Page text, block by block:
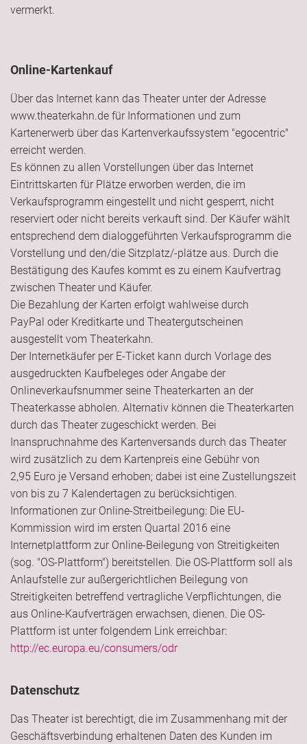
vermerkt.
Online-Kartenkauf
Über das Internet kann das Theater unter der Adresse
www.theaterkahn.de für Informationen und zum
Kartenerwerb über das Kartenverkaufssystem "egocentric"
erreicht werden.
Es können zu allen Vorstellungen über das Internet
Eintrittskarten für Plätze erworben werden, die im
Verkaufsprogramm eingestellt und nicht gesperrt, nicht
reserviert oder nicht bereits verkauft sind. Der Käufer wählt
entsprechend dem dialoggeführten Verkaufsprogramm die
Vorstellung und den/die Sitzplatz/-plätze aus. Durch die
Bestätigung des Kaufes kommt es zu einem Kaufvertrag
zwischen Theater und Käufer.
Die Bezahlung der Karten erfolgt wahlweise durch
PayPal oder Kreditkarte und Theatergutscheinen
ausgestellt vom Theaterkahn.
Der Internetkäufer per E-Ticket kann durch Vorlage des
ausgedruckten Kaufbeleges oder Angabe der
Onlineverkaufsnummer seine Theaterkarten an der
Theaterkasse abholen. Alternativ können die Theaterkarten
durch das Theater zugeschickt werden. Bei
Inanspruchnahme des Kartenversands durch das Theater
wird zusätzlich zu dem Kartenpreis eine Gebühr von
2,95 Euro je Versand erhoben; dabei ist eine Zustellungszeit
von bis zu 7 Kalendertagen zu berücksichtigen.
Informationen zur Online-Streitbeilegung: Die EU-
Kommission wird im ersten Quartal 2016 eine
Internetplattform zur Online-Beilegung von Streitigkeiten
(sog. "OS-Plattform") bereitstellen. Die OS-Plattform soll als
Anlaufstelle zur außergerichtlichen Beilegung von
Streitigkeiten betreffend vertragliche Verpflichtungen, die
aus Online-Kaufverträgen erwachsen, dienen. Die OS-
Plattform ist unter folgendem Link erreichbar:
http://ec.europa.eu/consumers/odr
Datenschutz
Das Theater ist berechtigt, die im Zusammenhang mit der
Geschäftsverbindung erhaltenen Daten des Kunden im